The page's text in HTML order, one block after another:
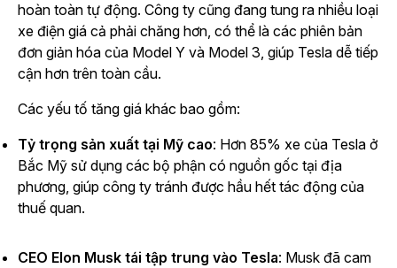
hoàn toàn tự động. Công ty cũng đang tung ra nhiều loại
xe điện giá cả phải chăng hơn, có thể là các phiên bản
đơn giản hóa của Model Y và Model 3, giúp Tesla dễ tiếp
cận hơn trên toàn cầu.
Các yếu tố tăng giá khác bao gồm:
Tỷ trọng sản xuất tại Mỹ cao: Hơn 85% xe của Tesla ở
Bắc Mỹ sử dụng các bộ phận có nguồn gốc tại địa
phương, giúp công ty tránh được hầu hết tác động của
thuế quan.
CEO Elon Musk tái tập trung vào Tesla: Musk đã cam